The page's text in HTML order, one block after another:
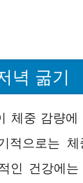
녁 굶기
체중 감량
적으로는
인 건강에